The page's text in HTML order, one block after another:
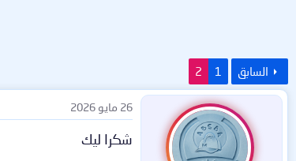
السابق 1
2
26 مايو 2026
شكرا ليك